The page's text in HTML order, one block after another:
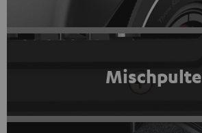
Mischpulte